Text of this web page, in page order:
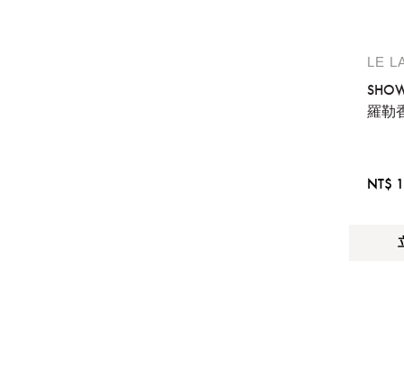
LE
羅勒
NT$